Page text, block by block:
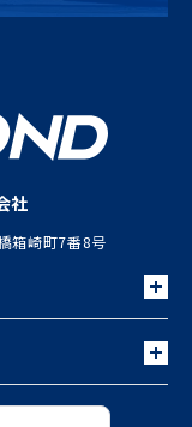
社
箱崎町7番8号